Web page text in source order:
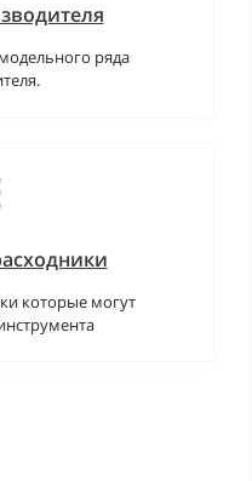
ряда
которые могут